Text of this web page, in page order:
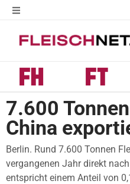
7.600
China
Berlin. Rund 7.600 Tonnen
vergangenen Jahr direkt
entspricht einem Anteil von